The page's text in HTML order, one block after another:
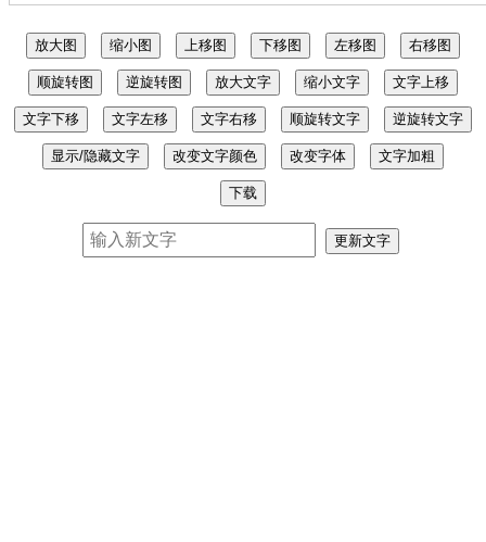
放大图 缩小图 上移图 下移图 左移图 右移图
顺旋转图 逆旋转图 放大文字 缩小文字 文字上移
文字下移 文字左移 文字右移 顺旋转文字 逆旋转文字
显示/隐藏文字 改变文字颜色 改变字体 文字加粗
下载
更新文字